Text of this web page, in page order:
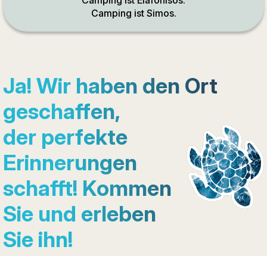
Camping ist Simos.
Ja! Wir haben den Ort
geschaffen,
der perfekte
Erinnerungen
schafft! Kommen
Sie und erleben
Sie ihn!